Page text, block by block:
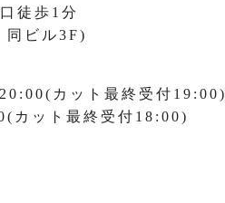
徒歩1分
ビル3F)
カット最終受付19:00)
ット最終受付18:00)